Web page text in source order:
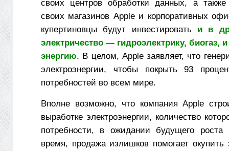
своих центров обработки данных, а
своих магазинов Apple и корпоративных
купертиновцы будут инвестировать и в
электричество — гидроэлектрику, биогаз,
энергию. В целом, Apple заявляет, что
электроэнергии, чтобы покрыть 93
потребностей во всем мире.
Вполне возможно, что компания Apple
выработке электроэнергии, количество
потребности, в ожидании будущего
время, продажа излишков помогает окупить